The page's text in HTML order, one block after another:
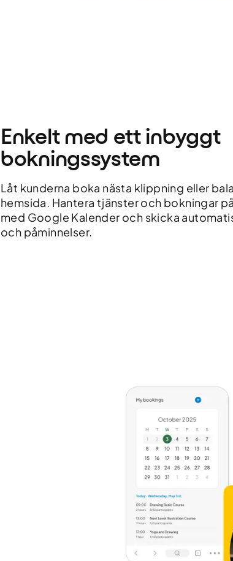
Enkelt med ett inbyggt
bokningssystem
Låt kunderna boka nästa klippning eller
hemsida. Hantera tjänster och bokningar
med Google Kalender och skicka
och påminnelser.